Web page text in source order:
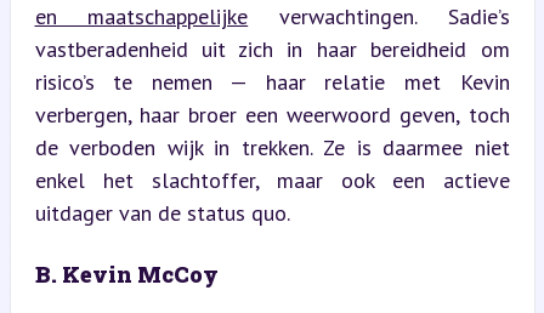
en maatschappelijke verwachtingen. Sadie’s
vastberadenheid uit zich in haar bereidheid om
risico’s te nemen — haar relatie met Kevin
verbergen, haar broer een weerwoord geven, toch
de verboden wijk in trekken. Ze is daarmee niet
enkel het slachtoffer, maar ook een actieve
uitdager van de status quo.
B. Kevin McCoy